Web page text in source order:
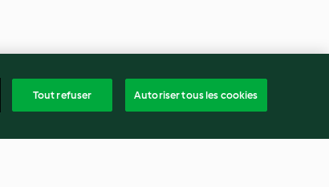
Tout refuser Autoriser tous les cookies